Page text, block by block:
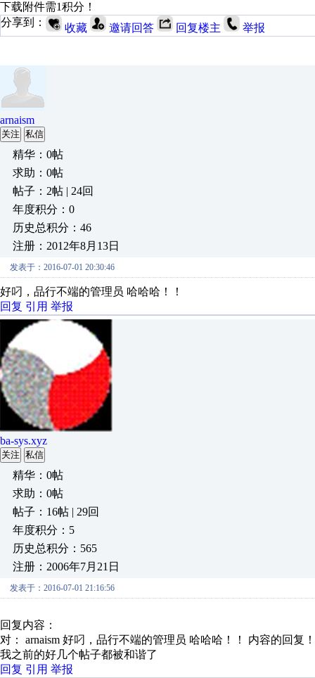
下载附件需1积分！
分享到：
收藏 邀请回答 回复楼主 举报
arnaism
关注 私信
精华：0帖
求助：0帖
帖子：2帖 | 24回
年度积分：0
历史总积分：46
注册：2012年8月13日
发表于：2016-07-01 20:30:46
好叼，品行不端的管理员 哈哈哈！！
回复 引用 举报
ba-sys.xyz
关注 私信
精华：0帖
求助：0帖
帖子：16帖 | 29回
年度积分：5
历史总积分：565
注册：2006年7月21日
发表于：2016-07-01 21:16:56
回复内容：
对： arnaism 好叼，品行不端的管理员 哈哈哈！！ 内容的回复！
我之前的好几个帖子都被和谐了
回复 引用 举报